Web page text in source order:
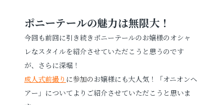
お問い合わせ
TEL0285-20-5870
ポニーテールの魅力は無限大！
今回も前回に引き続きポニーテールのお嬢様のオシャ
レなスタイルを紹介させていただこうと思うのです
が、さらに深堀！
成人式前撮り に参加のお嬢様にも大人気！「オニオンヘ
アー」についてよりご紹介させていただこうと思いま